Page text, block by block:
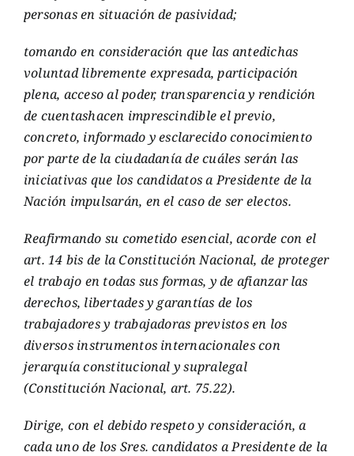
personas en situación de pasividad;
tomando en consideración que las antedichas
voluntad libremente expresada, participación
plena, acceso al poder, transparencia y rendición
de cuentashacen imprescindible el previo,
concreto, informado y esclarecido conocimiento
por parte de la ciudadanía de cuáles serán las
iniciativas que los candidatos a Presidente de la
Nación impulsarán, en el caso de ser electos.
Reafirmando su cometido esencial, acorde con el
art. 14 bis de la Constitución Nacional, de proteger
el trabajo en todas sus formas, y de afianzar las
derechos, libertades y garantías de los
trabajadores y trabajadoras previstos en los
diversos instrumentos internacionales con
jerarquía constitucional y supralegal
(Constitución Nacional, art. 75.22).
Dirige, con el debido respeto y consideración, a
cada uno de los Sres. candidatos a Presidente de la